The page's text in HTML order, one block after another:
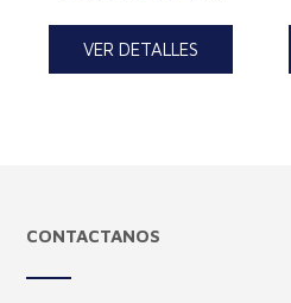
VER DETALLES
CONTACTANOS